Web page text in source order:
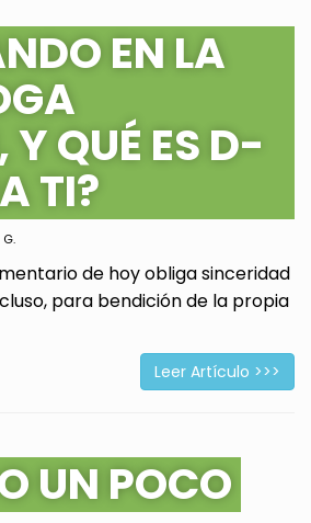
EN LA
Y QUÉ ES D-
TI?
de hoy obliga sinceridad
para bendición de la propia
Leer Artículo >>>
UN POCO